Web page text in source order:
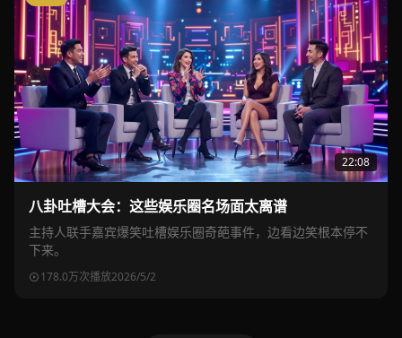
22:08
八卦吐槽大会：这些娱乐圈名场面太离谱
主持人联手嘉宾爆笑吐槽娱乐圈奇葩事件，边看边笑根本停不
下来。
178.0万次播放2026/5/2